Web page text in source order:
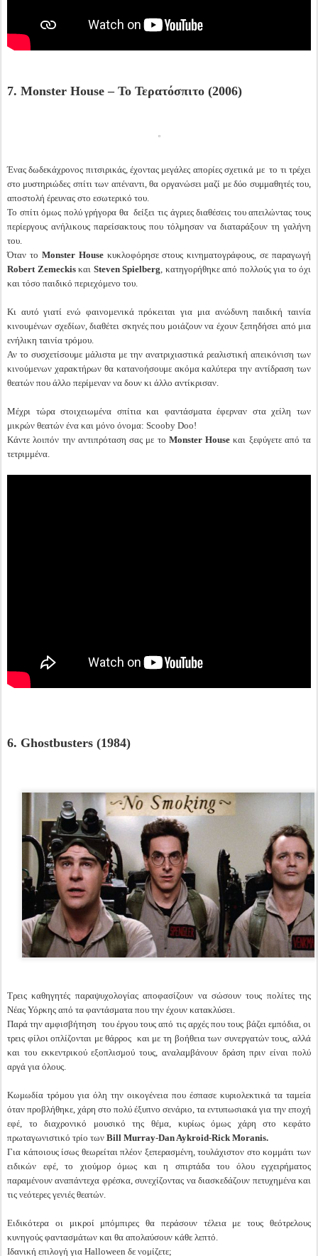
7. Monster House – Το Τερατόσπιτο (2006)
Ένας δωδεκάχρονος πιτσιρικάς, έχοντας μεγάλες απορίες σχετικά με το τι τρέχει
στο μυστηριώδες σπίτι των απέναντι, θα οργανώσει μαζί με δύο συμμαθητές του,
αποστολή έρευνας στο εσωτερικό του.
Το σπίτι όμως πολύ γρήγορα θα δείξει τις άγριες διαθέσεις του απειλώντας τους
περίεργους ανήλικους παρείσακτους που τόλμησαν να διαταράξουν τη γαλήνη
του.
Όταν το Monster Houseκυκλοφόρησε στους κινηματογράφους, σε παραγωγή
Robert Zemeckisκαι Steven Spielberg, κατηγορήθηκε από πολλούς για το όχι
και τόσο παιδικό περιεχόμενο του.
Κι αυτό γιατί ενώ φαινομενικά πρόκειται για μια ανώδυνη παιδική ταινία
κινουμένων σχεδίων, διαθέτει σκηνές που μοιάζουν να έχουν ξεπηδήσει από μια
ενήλικη ταινία τρόμου.
Αν το συσχετίσουμε μάλιστα με την ανατριχιαστικά ρεαλιστική απεικόνιση των
κινούμενων χαρακτήρων θα κατανοήσουμε ακόμα καλύτερα την αντίδραση των
θεατών που άλλο περίμεναν να δουν κι άλλο αντίκρισαν.
Μέχρι τώρα στοιχειωμένα σπίτια και φαντάσματα έφερναν στα χείλη των
μικρών θεατών ένα και μόνο όνομα: Scooby Doo!
Κάντε λοιπόν την αντιπρόταση σας με το Monster House και ξεφύγετε από τα
τετριμμένα.
6. Ghostbusters (1984)
Τρεις καθηγητές παραψυχολογίας αποφασίζουν να σώσουν τους πολίτες της
Νέας Υόρκης από τα φαντάσματα που την έχουν κατακλύσει.
Παρά την αμφισβήτηση του έργου τους από τις αρχές που τους βάζει εμπόδια, οι
τρεις φίλοι οπλίζονται με θάρρος και με τη βοήθεια των συνεργατών τους, αλλά
και του εκκεντρικού εξοπλισμού τους, αναλαμβάνουν δράση πριν είναι πολύ
αργά για όλους.
Κωμωδία τρόμου για όλη την οικογένεια που έσπασε κυριολεκτικά τα ταμεία
όταν προβλήθηκε, χάρη στο πολύ έξυπνο σενάριο, τα εντυπωσιακά για την εποχή
εφέ, το διαχρονικό μουσικό της θέμα, κυρίως όμως χάρη στο κεφάτο
πρωταγωνιστικό τρίο των Bill Murray-Dan Aykroid-Rick Moranis.
Για κάποιους ίσως θεωρείται πλέον ξεπερασμένη, τουλάχιστον στο κομμάτι των
ειδικών εφέ, το χιούμορ όμως και η σπιρτάδα του όλου εγχειρήματος
παραμένουν αναπάντεχα φρέσκα, συνεχίζοντας να διασκεδάζουν πετυχημένα και
τις νεότερες γενιές θεατών.
Ειδικότερα οι μικροί μπόμπιρες θα περάσουν τέλεια με τους θεότρελους
κυνηγούς φαντασμάτων και θα απολαύσουν κάθε λεπτό.
Ιδανική επιλογή για Halloween δε νομίζετε;